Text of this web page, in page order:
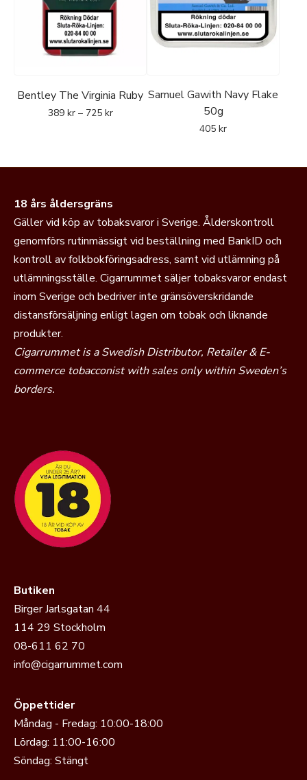
Bentley The Virginia Ruby
389 kr – 725 kr
Samuel Gawith Navy Flake
50g
405 kr
18 års åldersgräns
Gäller vid köp av tobaksvaror i Sverige. Ålderskontroll
genomförs rutinmässigt vid beställning med BankID och
kontroll av folkbokföringsadress, samt vid utlämning på
utlämningsställe. Cigarrummet säljer tobaksvaror endast
inom Sverige och bedriver inte gränsöverskridande
distansförsäljning enligt lagen om tobak och liknande
produkter.
Cigarrummet is a Swedish Distributor, Retailer & E-
commerce tobacconist with sales only within Sweden’s
borders.
Butiken
Birger Jarlsgatan 44
114 29 Stockholm
08-611 62 70
info@cigarrummet.com
Öppettider
Måndag - Fredag: 10:00-18:00
Lördag: 11:00-16:00
Söndag: Stängt